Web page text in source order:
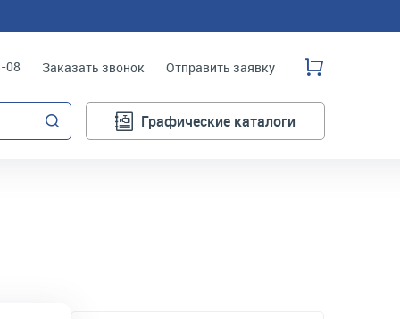
08 Заказать звонок Отправить заявку
Графические каталоги